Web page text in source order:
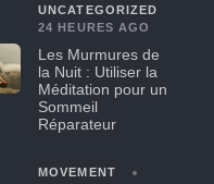
UNCATEGORIZED
24 HEURES AGO
Les Murmures de
la Nuit : Utiliser la
Méditation pour un
Sommeil
Réparateur
MOVEMENT